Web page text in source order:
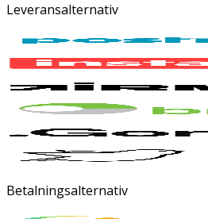
Leveransalternativ
Betalningsalternativ